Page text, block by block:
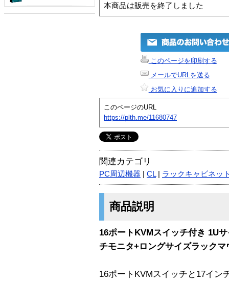
本商品は販売を終了しました
このページを印刷する
メールでURLを送る
お気に入りに追加する
このページのURL
https://plth.me/11680747
関連カテゴリ
PC周辺機器 CL| ラックキャビネッ
商品説明
16ポートKVMスイッチ付き 1U
チモニタ+ロングサイズラックマ
16ポートKVMスイッチと17イン